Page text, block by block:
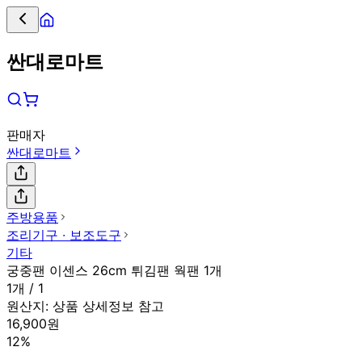
싼대로마트
판매자
싼대로마트
주방용품
조리기구 ∙ 보조도구
기타
궁중팬 이센스 26cm 튀김팬 웍팬 1개
1개 / 1
원산지: 상품 상세정보 참고
16,900원
12%